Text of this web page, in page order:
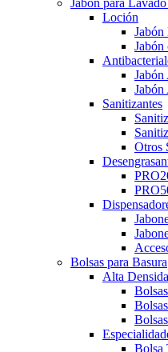
Jabon para
Loción
Jabón
Jabón
Sanitizantes
Otros
Bolsas para Basura
Alta
Bolsa